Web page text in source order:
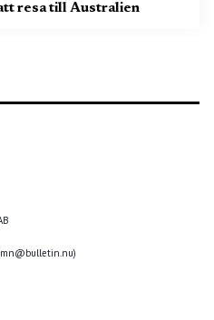
resa till Australien